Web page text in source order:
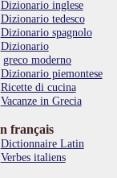
Dizionario inglese
Dizionario tedesco
Dizionario spagnolo
Dizionario
greco moderno
Dizionario piemontese
Ricette di cucina
Vacanze in Grecia
français
Dictionnaire Latin
Verbes italiens